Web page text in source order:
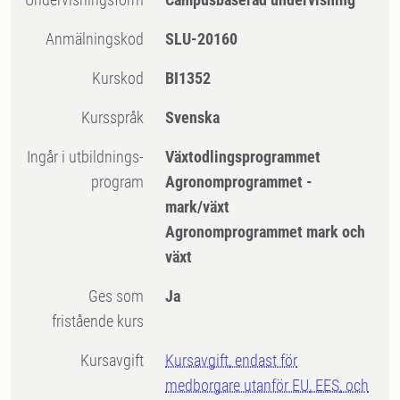
Anmälningskod SLU-20160
Kurskod BI1352
Kursspråk Svenska
Ingår i utbildnings-
program
Växtodlingsprogrammet
Agronomprogrammet -
mark/växt
Agronomprogrammet mark och
växt
Ges som
fristående kurs
Ja
Kursavgift
Kursavgift, endast för
medborgare utanför EU, EES, och